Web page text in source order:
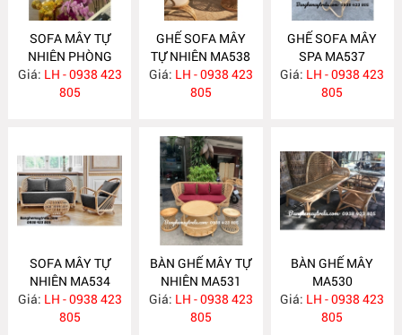
SOFA MÂY TỰ
NHIÊN PHÒNG
KHÁCH MA547
Giá: LH - 0938 423
805
GHẾ SOFA MÂY
TỰ NHIÊN MA538
Giá: LH - 0938 423
805
GHẾ SOFA MÂY
SPA MA537
Giá: LH - 0938 423
805
SOFA MÂY TỰ
NHIÊN MA534
Giá: LH - 0938 423
805
BÀN GHẾ MÂY TỰ
NHIÊN MA531
Giá: LH - 0938 423
805
BÀN GHẾ MÂY
MA530
Giá: LH - 0938 423
805